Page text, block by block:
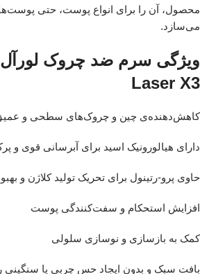
محصول، آن را برای انواع پوست، حتی
می‌سازد.
Laser X3
کاهش‌دهنده‌ی چین و چروک‌های سطحی و
دارای هیالورونیک اسید برای آبرسانی قوی و
حاوی پرو-رتینول برای تحریک تولید کلاژن و
افزایش استحکام و سفت‌کنندگی پوست
کمک به بازسازی و نوسازی سلولی
بافت سبک و بدون ایجاد حس چربی یا